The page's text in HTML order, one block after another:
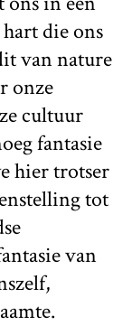
die ons
van nature
onze
cultuur
fantasie
hier trotser
tot
van